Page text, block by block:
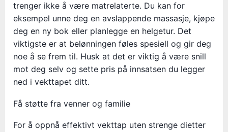
trenger ikke å være matrelaterte. Du kan for
eksempel unne deg en avslappende massasje, kjøpe
deg en ny bok eller planlegge en helgetur. Det
viktigste er at belønningen føles spesiell og gir deg
noe å se frem til. Husk at det er viktig å være snill
mot deg selv og sette pris på innsatsen du legger
ned i vekttapet ditt.
Få støtte fra venner og familie
For å oppnå effektivt vekttap uten strenge dietter